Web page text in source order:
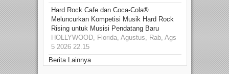
Hard Rock Cafe dan Coca-Cola®
Meluncurkan Kompetisi Musik Hard Rock
Rising untuk Musisi Pendatang Baru
HOLLYWOOD, Florida, Agustus, Rab, Ags
5 2026 22.15
Berita Lainnya